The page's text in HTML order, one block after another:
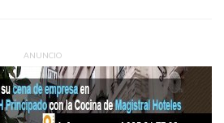
ANUNCIO